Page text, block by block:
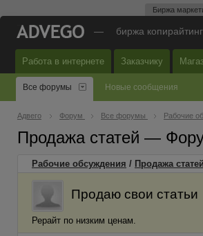
Биржа
— биржа
Работа в интернете Заказчику
Все форумы Новые сообщения
Адвего Форум Все форумы Рабочие
Продажа статей —
Рабочие обсуждения / Продажа статей
Продаю свои статьи
Рерайт по низким ценам.